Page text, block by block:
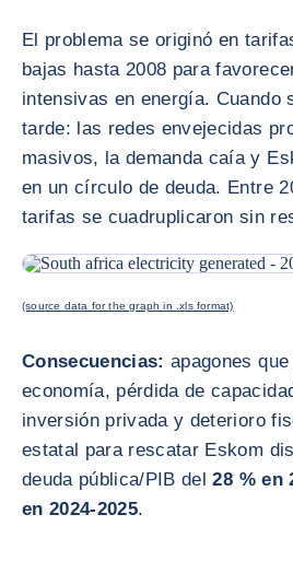
El problema se originó en
bajas hasta 2008 para
intensivas en energía. Cuando
tarde: las redes envejecidas
masivos, la demanda caía y
en un círculo de deuda. Entre
tarifas se cuadruplicaron sin
(source data for the graph in .xls format)
Consecuencias: apagones
economía, pérdida de
inversión privada y deterioro
estatal para rescatar Eskom
deuda pública/PIB del28 % en
en 2024-2025.